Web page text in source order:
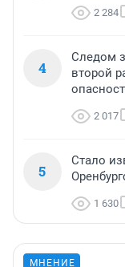
2 284
4
Следом
второй
2 017
5
Стало
1 630
МНЕНИЕ